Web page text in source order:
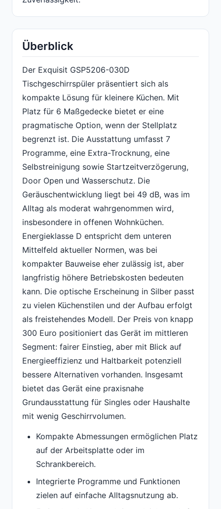
Überblick
Der Exquisit GSP5206-030D
Tischgeschirrspüler präsentiert sich als
kompakte Lösung für kleinere Küchen. Mit
Platz für 6 Maßgedecke bietet er eine
pragmatische Option, wenn der Stellplatz
begrenzt ist. Die Ausstattung umfasst 7
Programme, eine Extra-Trocknung, eine
Selbstreinigung sowie Startzeitverzögerung,
Door Open und Wasserschutz. Die
Geräuschentwicklung liegt bei 49 dB, was im
Alltag als moderat wahrgenommen wird,
insbesondere in offenen Wohnküchen.
Energieklasse D entspricht dem unteren
Mittelfeld aktueller Normen, was bei
kompakter Bauweise eher zulässig ist, aber
langfristig höhere Betriebskosten bedeuten
kann. Die optische Erscheinung in Silber passt
zu vielen Küchenstilen und der Aufbau erfolgt
als freistehendes Modell. Der Preis von knapp
300 Euro positioniert das Gerät im mittleren
Segment: fairer Einstieg, aber mit Blick auf
Energieeffizienz und Haltbarkeit potenziell
bessere Alternativen vorhanden. Insgesamt
bietet das Gerät eine praxisnahe
Grundausstattung für Singles oder Haushalte
mit wenig Geschirrvolumen.
Kompakte Abmessungen ermöglichen Platz
auf der Arbeitsplatte oder im
Schrankbereich.
Integrierte Programme und Funktionen
zielen auf einfache Alltagsnutzung ab.